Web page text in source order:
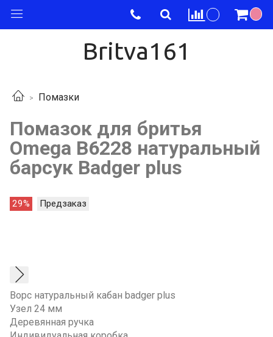
Britva161
Помазки
Помазок для бритья
Omega B6228 натуральный
барсук Badger plus
29% Предзаказ
Ворс натуральный кабан badger plus
Узел 24 мм
Деревянная ручка